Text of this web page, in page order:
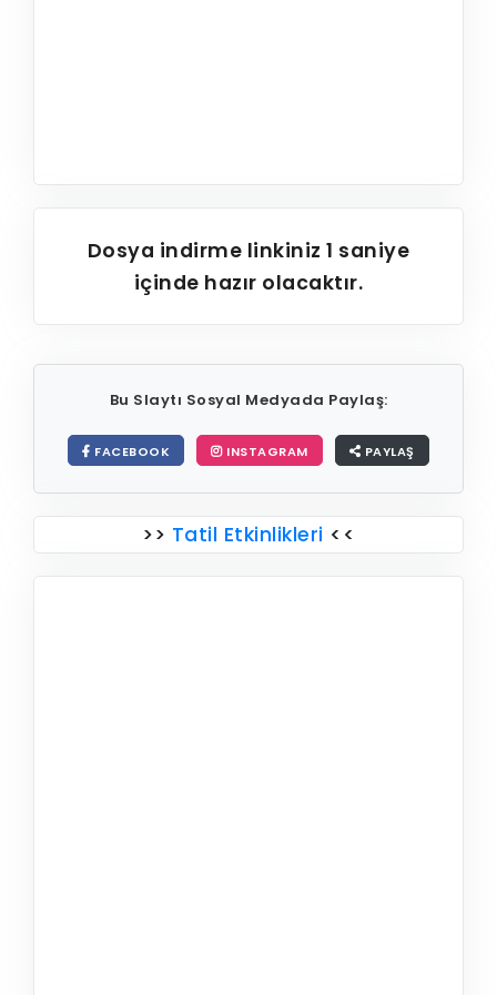
Dosya indirme linkiniz1 saniye
içinde hazır olacaktır.
Bu Slaytı Sosyal Medyada Paylaş:
FACEBOOK INSTAGRAM PAYLAŞ
>> Tatil Etkinlikleri <<